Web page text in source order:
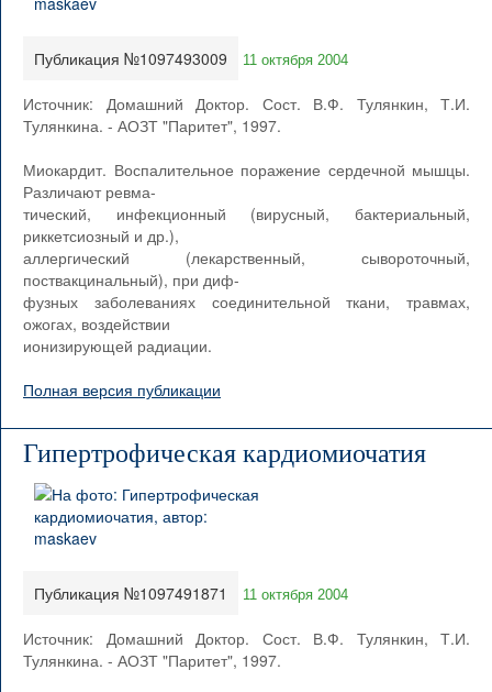
Публикация №1097493009 11 октября 2004
Источник: Домашний Доктор. Сост. В.Ф. Тулянкин, Т.И.
Тулянкина. - АОЗТ "Паритет", 1997.
Миокардит. Воспалительное поражение сердечной мышцы.
Различают ревма-
тический, инфекционный (вирусный, бактериальный,
риккетсиозный и др.),
аллергический (лекарственный, сывороточный,
поствакцинальный), при диф-
фузных заболеваниях соединительной ткани, травмах,
ожогах, воздействии
ионизирующей радиации.
Полная версия публикации
Гипертрофическая кардиомиочатия
Публикация №1097491871 11 октября 2004
Источник: Домашний Доктор. Сост. В.Ф. Тулянкин, Т.И.
Тулянкина. - АОЗТ "Паритет", 1997.